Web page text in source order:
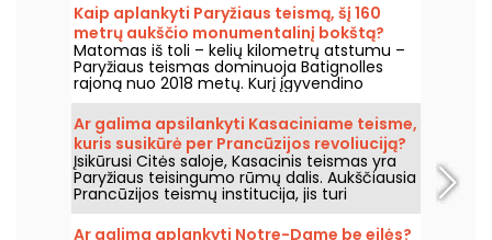
Kaip aplankyti Paryžiaus teismą, šį 160
metrų aukščio monumentalinį bokštą?
Matomas iš toli – kelių kilometrų atstumu –
Paryžiaus teismas dominuoja Batignolles
rajoną nuo 2018 metų. Kurį įgyvendino
architektas Renzo Piano, šis 160 metrų
aukščio pastatas iš esmės pakeitė Paryžiaus
teisingumo organizavimą. Trumpai apie jo
istoriją, architektūrą ir galimybes jį aplankyti.
Ar galima apsilankyti Kasaciniame teisme,
kuris susikūrė per Prancūzijos revoliuciją?
Įsikūrusi Citės saloje, Kasacinis teismas yra
Paryžiaus teisingumo rūmų dalis. Aukščiausia
Prancūzijos teismų institucija, jis turi
įspūdingas sales, Napoleono III biblioteka... ir
turi nemažai pastato audringos istorijos
Ar galima aplankyti Notre-Dame be eilės?